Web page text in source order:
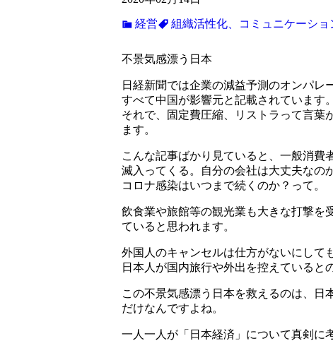
経営 組織活性化、コミュニケーショ
不景気感漂う日本
日経新聞では企業の減益予測のオンパレ
すべて中国が影響元と記載されています。
それで、固定費圧縮、リストラって言葉
ます。
こんな記事ばかり見ていると、一般消費
滅入ってくる。自分の会社は大丈夫なの
コロナ感染はいつまで続くのか？って。
飲食業や旅館等の観光業も大きな打撃を
ていると思われます。
外国人のキャンセルは仕方がないにしても
日本人が国内旅行や外出を控えていると
この不景気感漂う日本を救えるのは、日
だけなんですよね。
一人一人が「日本経済」について真剣に